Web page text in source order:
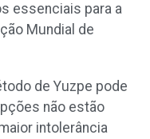
essenciais para a
Mundial de
de Yuzpe pode
não estão
intolerância